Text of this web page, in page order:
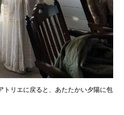
トリエに戻ると、あたたかい夕陽に包